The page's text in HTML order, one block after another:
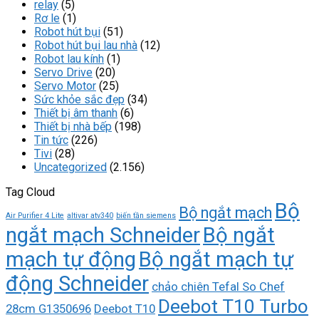
relay (5)
Rơ le (1)
Robot hút bụi (51)
Robot hút bụi lau nhà (12)
Robot lau kính (1)
Servo Drive (20)
Servo Motor (25)
Sức khỏe sắc đẹp (34)
Thiết bị âm thanh (6)
Thiết bị nhà bếp (198)
Tin tức (226)
Tivi (28)
Uncategorized (2.156)
Tag Cloud
Air Purifier 4 Lite altivar atv340 biến tần siemens Bộ ngắt mạch Bộ
ngắt mạch SchneiderBộ ngắt
mạch tự động Bộ ngắt mạch tự
động Schneider chảo chiên Tefal So Chef
28cm G1350696 Deebot T10 Deebot T10 Turbo